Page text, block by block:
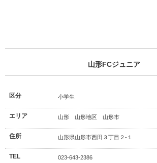
山形FCジュニア
区分 小学生
エリア 山形 山形地区 山形市
住所 山形県山形市西田３丁目２-１
TEL 023-643-2386